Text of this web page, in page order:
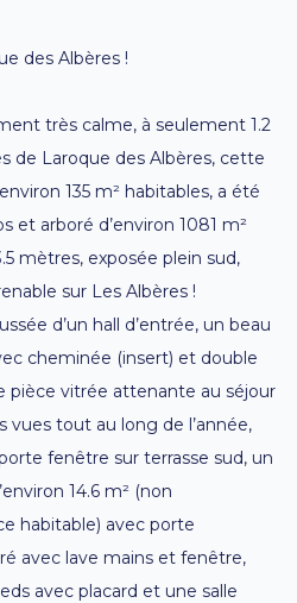
des Albères !
très calme, à seulement 1.2
de Laroque des Albères, cette
135 m² habitables, a été
et arboré d’environ 1081 m²
mètres, exposée plein sud,
sur Les Albères !
d’un hall d’entrée, un beau
cheminée (insert) et double
pièce vitrée attenante au séjour
tout au long de l’année,
fenêtre sur terrasse sud, un
14.6 m² (non
habitable) avec porte
avec lave mains et fenêtre,
avec placard et une salle